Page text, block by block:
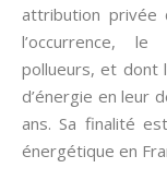
attribution privée
l’occurrence,
pollueurs, et dont
d’énergie en leur
ans. Sa finalité
énergétique en